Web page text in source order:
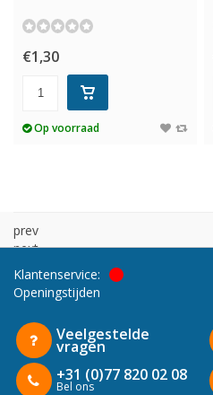
€1,30
Op voorraad
prev
next
Klantenservice:
Openingstijden
Veelgestelde
vragen
+31 (0)77 820 02 08
Bel ons